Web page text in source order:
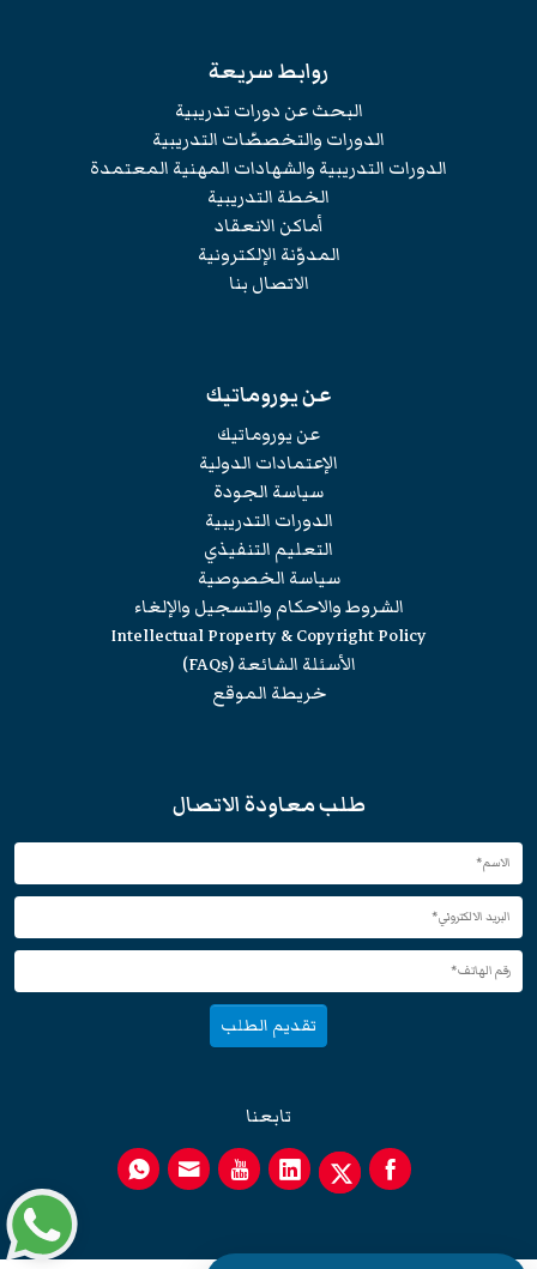
روابط سريعة
البحث عن دورات تدريبية
الدورات والتخصصّات التدريبية
الدورات التدريبية والشهادات المهنية المعتمدة
الخطة التدريبية
أماكن الانعقاد
المدوّنة الإلكترونية
الاتصال بنا
عن يوروماتيك
عن يوروماتيك
الإعتمادات الدولية
سياسة الجودة
الدورات التدريبية
التعليم التنفيذي
سياسة الخصوصية
الشروط والاحكام والتسجيل والإلغاء
Intellectual Property & Copyright Policy
الأسئلة الشائعة (FAQs)
خريطة الموقع
طلب معاودة الاتصال
تقديم الطلب
تابعنا